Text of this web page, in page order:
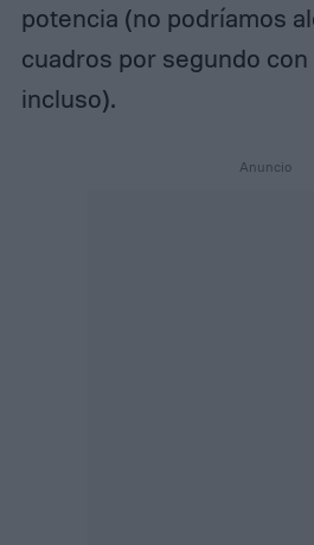
potencia (no podríamos
cuadros por segundo con
incluso).